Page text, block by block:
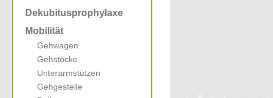
Dekubitusprophylaxe
Mobilität
Gehwagen
Gehstöcke
Unterarmstützen
Gehgestelle